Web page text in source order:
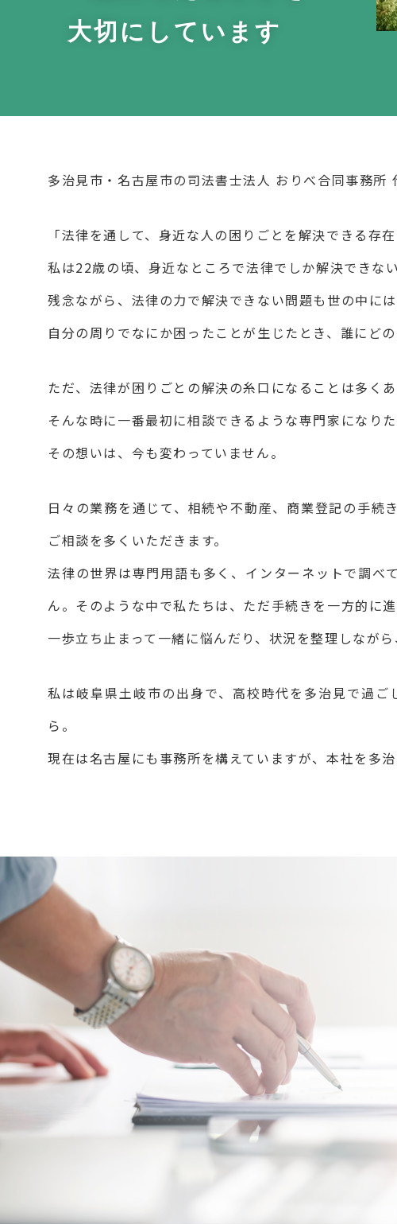
大切にしています
多治見市・名古屋市の司法書士法人 おりべ合同事務所
「法律を通して、身近な人の困りごとを解決できる存在
私は22歳の頃、身近なところで法律でしか解決できな
残念ながら、法律の力で解決できない問題も世の中には
自分の周りでなにか困ったことが生じたとき、誰にど
ただ、法律が困りごとの解決の糸口になることは多くあ
そんな時に一番最初に相談できるような専門家になりた
その想いは、今も変わっていません。
日々の業務を通じて、相続や不動産、商業登記の手
ご相談を多くいただきます。
法律の世界は専門用語も多く、インターネットで調べ
ん。そのような中で私たちは、ただ手続きを一方的に
一歩立ち止まって一緒に悩んだり、状況を整理しなが
私は岐阜県土岐市の出身で、高校時代を多治見で過
ら。
現在は名古屋にも事務所を構えていますが、本社を多